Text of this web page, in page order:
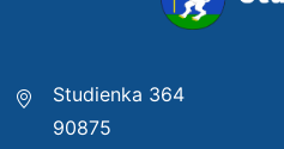
Studienka 364
90875